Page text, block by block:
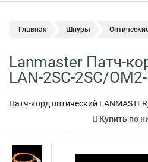
Главная Шнуры
Lanmaster Патч-
LAN-2SC-2SC/
Патч-корд оптический
Купить по